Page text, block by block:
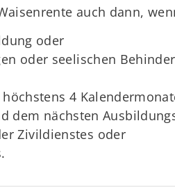
auch dann,
oder
oder seelischen
4
dem nächsten
Zivildienstes oder